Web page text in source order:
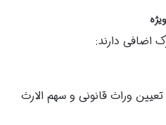
اضافی دارند:
وراث قانونی و سهم الارث